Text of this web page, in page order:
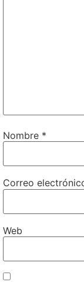
Nombre *
Correo
Web